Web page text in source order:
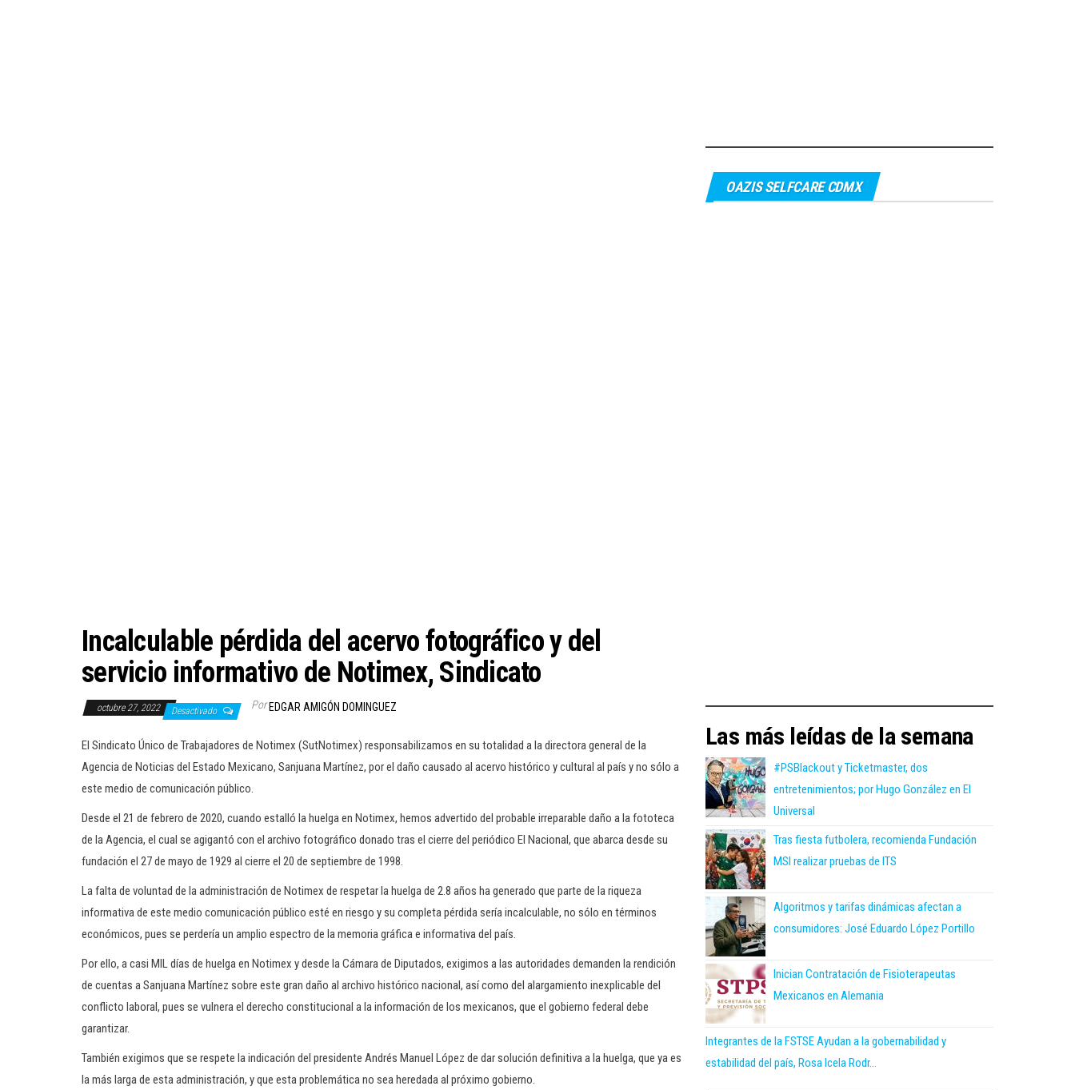
Incalculable pérdida del acervo fotográfico y del
servicio informativo de Notimex, Sindicato
octubre 27, 2022 Desactivado Por EDGAR AMIGÓN DOMINGUEZ
El Sindicato Único de Trabajadores de Notimex (SutNotimex) responsabilizamos en su totalidad a la directora general de la
Agencia de Noticias del Estado Mexicano, Sanjuana Martínez, por el daño causado al acervo histórico y cultural al país y no sólo a
este medio de comunicación público.
Desde el 21 de febrero de 2020, cuando estalló la huelga en Notimex, hemos advertido del probable irreparable daño a la fototeca
de la Agencia, el cual se agigantó con el archivo fotográfico donado tras el cierre del periódico El Nacional, que abarca desde su
fundación el 27 de mayo de 1929 al cierre el 20 de septiembre de 1998.
La falta de voluntad de la administración de Notimex de respetar la huelga de 2.8 años ha generado que parte de la riqueza
informativa de este medio comunicación público esté en riesgo y su completa pérdida sería incalculable, no sólo en términos
económicos, pues se perdería un amplio espectro de la memoria gráfica e informativa del país.
Por ello, a casi MIL días de huelga en Notimex y desde la Cámara de Diputados, exigimos a las autoridades demanden la rendición
de cuentas a Sanjuana Martínez sobre este gran daño al archivo histórico nacional, así como del alargamiento inexplicable del
conflicto laboral, pues se vulnera el derecho constitucional a la información de los mexicanos, que el gobierno federal debe
garantizar.
También exigimos que se respete la indicación del presidente Andrés Manuel López de dar solución definitiva a la huelga, que ya es
la más larga de esta administración, y que esta problemática no sea heredada al próximo gobierno.
OAZIS SELFCARE CDMX
Las más leídas de la semana
#PSBlackout y Ticketmaster, dos
entretenimientos; por Hugo González en El
Universal
Tras fiesta futbolera, recomienda Fundación
MSI realizar pruebas de ITS
Algoritmos y tarifas dinámicas afectan a
consumidores: José Eduardo López Portillo
Inician Contratación de Fisioterapeutas
Mexicanos en Alemania
Integrantes de la FSTSE Ayudan a la gobernabilidad y
estabilidad del país, Rosa Icela Rodr...